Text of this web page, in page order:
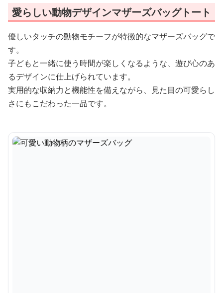
愛らしい動物デザインマザーズバッグトート
優しいタッチの動物モチーフが特徴的なマザーズバッグで
す。
子どもと一緒に使う時間が楽しくなるような、遊び心のあ
るデザインに仕上げられています。
実用的な収納力と機能性を備えながら、見た目の可愛らし
さにもこだわった一品です。